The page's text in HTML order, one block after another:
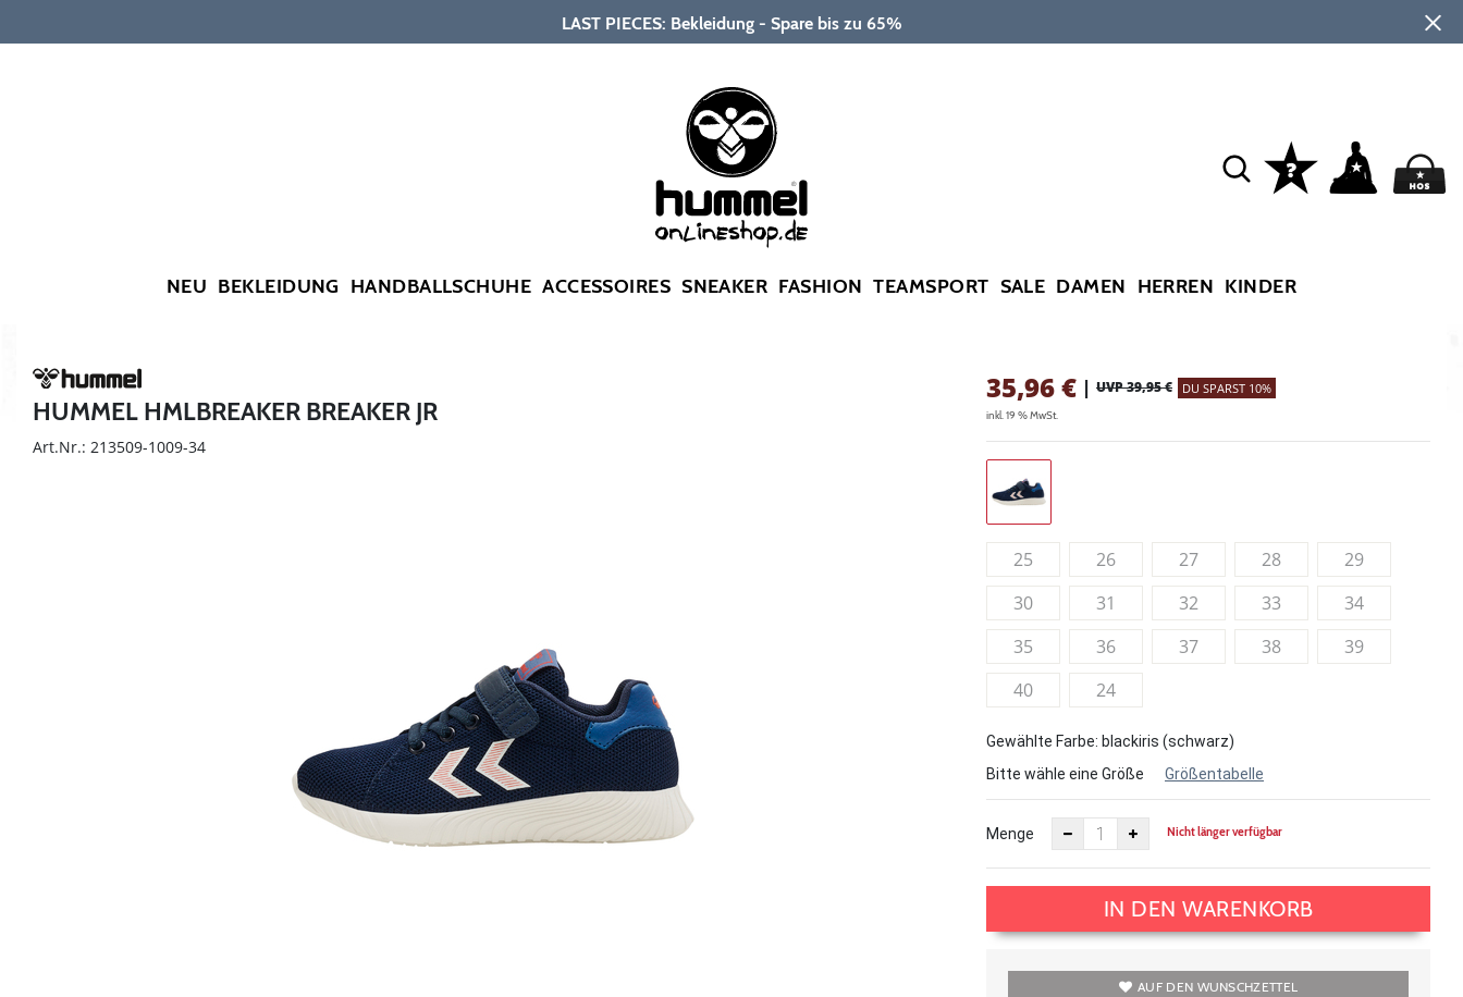
LAST PIECES: Bekleidung - Spare bis zu 65%
NEU BEKLEIDUNG HANDBALLSCHUHE ACCESSOIRES SNEAKER FASHION TEAMSPORT SALE DAMEN HERREN KINDER
HUMMEL HMLBREAKER BREAKER JR
Art.Nr.: 213509-1009-34
35,96€ | UVP 39,95 € DU SPARST 10%
inkl. 19 % MwSt.
25 26 27 28
29
30
31 32 33
34
35
36 37 38
39
40
24
Gewählte Farbe: blackiris (schwarz)
Bitte wähle eine Größe
Größentabelle
Menge Nicht länger verfügbar
IN DEN WARENKORB
AUF DEN WUNSCHZETTEL